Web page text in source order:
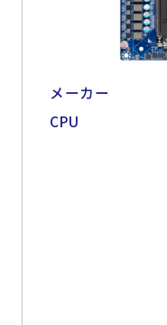
メーカー
CPU